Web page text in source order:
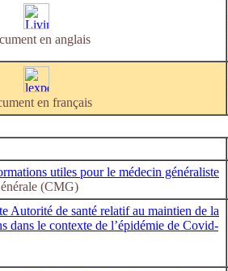
en anglais
en français
utiles pour le médecin généraliste
(CMG)
Autorité de santé relatif au maintien de la
dans le contexte de l’épidémie de Covid-